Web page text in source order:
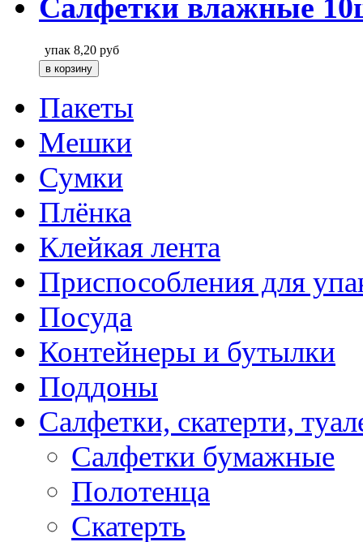
Салфетки влажные
упак 8,20 руб
Пакеты
Мешки
Сумки
Плёнка
Клейкая лента
Приспособления для
Посуда
Контейнеры и бутылки
Поддоны
Салфетки, скатерти,
Салфетки бумажные
Полотенца
Скатерть